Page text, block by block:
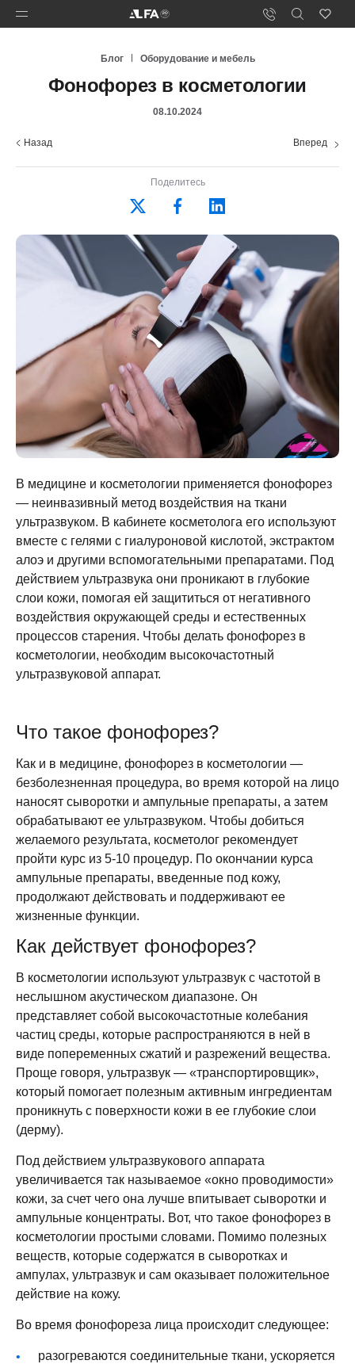
Блог Оборудование и мебель
Фонофорез в косметологии
08.10.2024
Назад Вперед
Поделитесь
В медицине и косметологии применяется фонофорез
— неинвазивный метод воздействия на ткани
ультразвуком. В кабинете косметолога его используют
вместе с гелями с гиалуроновой кислотой, экстрактом
алоэ и другими вспомогательными препаратами. Под
действием ультразвука они проникают в глубокие
слои кожи, помогая ей защититься от негативного
воздействия окружающей среды и естественных
процессов старения. Чтобы делать фонофорез в
косметологии, необходим высокочастотный
ультразвуковой аппарат.
Что такое фонофорез?
Как и в медицине, фонофорез в косметологии —
безболезненная процедура, во время которой на лицо
наносят сыворотки и ампульные препараты, а затем
обрабатывают ее ультразвуком. Чтобы добиться
желаемого результата, косметолог рекомендует
пройти курс из 5-10 процедур. По окончании курса
ампульные препараты, введенные под кожу,
продолжают действовать и поддерживают ее
жизненные функции.
Как действует фонофорез?
В косметологии используют ультразвук с частотой в
неслышном акустическом диапазоне. Он
представляет собой высокочастотные колебания
частиц среды, которые распространяются в ней в
виде попеременных сжатий и разрежений вещества.
Проще говоря, ультразвук — «транспортировщик»,
который помогает полезным активным ингредиентам
проникнуть с поверхности кожи в ее глубокие слои
(дерму).
Под действием ультразвукового аппарата
увеличивается так называемое «окно проводимости»
кожи, за счет чего она лучше впитывает сыворотки и
ампульные концентраты. Вот, что такое фонофорез в
косметологии простыми словами. Помимо полезных
веществ, которые содержатся в сыворотках и
ампулах, ультразвук и сам оказывает положительное
действие на кожу.
Во время фонофореза лица происходит следующее:
разогреваются соединительные ткани, ускоряется